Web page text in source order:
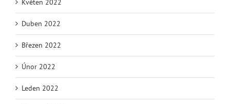
Květen 2022
Duben 2022
Březen 2022
Únor 2022
Leden 2022